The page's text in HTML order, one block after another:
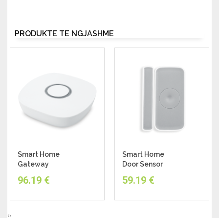
PRODUKTE TË NGJASHME
Smart Home
Gateway
96.19 €
Smart Home
Door Sensor
59.19 €
‹›